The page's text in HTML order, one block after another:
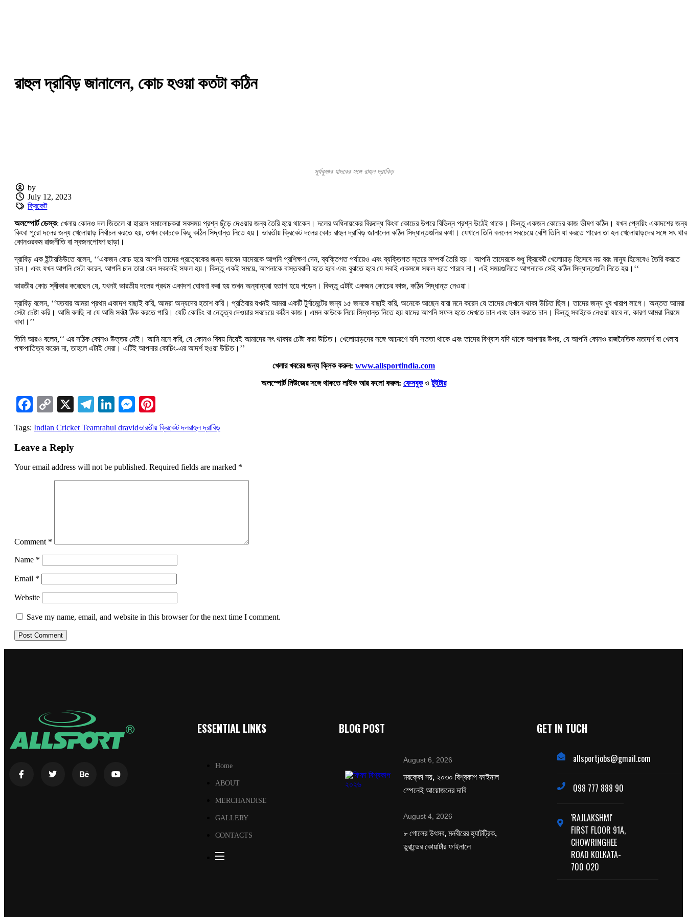
রাহুল দ্রাবিড় জানালেন, কোচ হওয়া কতটা কঠিন
সূর্যকুমার যাদবের সঙ্গে রাহুল দ্রাবিড়
by
July 12, 2023
ক্রিকেট
অলস্পোর্ট ডেস্ক: খেলায় কোনও দল জিতলে বা হারলে সমালোচকরা সবসময় প্রশ্ন ছুঁড়ে দেওয়ার জন্য তৈরি হয়ে থাকেন। দলের অধিনায়কের বিরুদ্ধে কিংবা কোচের উপরে বিভিন্ন প্রশ্ন উঠেই থাকে। কিন্তু একজন কোচের কাজ ভীষণ কঠিন। যখন প্লেয়িং একাদশের জন্য
কিংবা পুরো দলের জন্য খেলোয়াড় নির্বাচন করতে হয়, তখন কোচকে কিছু কঠিন সিদ্ধান্ত নিতে হয়। ভারতীয় ক্রিকেট দলের কোচ রাহুল দ্রাবিড় জানালেন কঠিন সিদ্ধান্তগুলির কথা। যেখানে তিনি বললেন সবচেয়ে বেশি তিনি যা করতে পারেন তা হল খেলোয়াড়দের সঙ্গে সৎ
কোনওরকম রাজনীতি বা স্বজনপোষণ ছাড়া।
দ্রাবিড় এক ইন্টারভিউতে বলে‌ন, ‘‘একজন কোচ হয়ে আপনি তাদের প্রত্যেকের জন্য ভাবেন যাদেরকে আপনি প্রশিক্ষণ দেন, ব্যক্তিগত পর্যায়েও এবং ব্যক্তিগত স্তরে সম্পর্ক তৈরি হয়। আপনি তাদেরকে শুধু ক্রিকেট খেলোয়াড় হিসেবে নয় বরং মানুষ হিসেবেও তৈরি করতে
চান। এবং যখন আপনি সেটা করেন, আপনি চান তারা যেন সকলেই সফল হয়। কিন্তু একই সময়ে, আপনাকে বাস্তববাদী হতে হবে এবং বুঝতে হবে যে সবাই একসঙ্গে সফল হতে পারবে না। এই সময়গুলিতে আপনাকে সেই কঠিন সিদ্ধান্তগুলি নিতে হয়।‘‘
ভারতীয় কোচ স্বীকার করেছেন যে, যখনই ভারতীয় দলের প্রথম একাদশ ঘোষণা করা হয় তখন অন্যান্যরা হতাশ হয়ে পড়েন। কিন্তু এটাই একজন কোচের কাজ, কঠিন সিদ্ধান্ত নেওয়া।
দ্রাবিড় বলেন, ‘‘যতবার আমরা প্রথম একাদশ বাছাই করি, আমরা অন্যদের হতাশ করি। প্রতিবার যখনই আমরা একটি টুর্নামেন্টের জন্য ১৫ জনকে বাছাই করি, অনেকে আছেন যারা মনে করেন যে তাদের সেখানে থাকা উচিত ছিল। তাদের জন্য খুব খারাপ লাগে। অন্তত আমরা
সেটা চেষ্টা করি। আমি বলছি না যে আমি সবটা ঠিক করতে পারি। যেটি কোচিং বা নেতৃত্ব দেওয়ার সবচেয়ে কঠিন কাজ। এমন কাউকে নিয়ে সিদ্ধান্ত নিতে হয় যাদের আপনি সফল হতে দেখতে চান এবং ভাল করতে চান। কিন্তু সবাইকে নেওয়া যাবে না, কারণ আমরা নিয়মে
বাধা।’’
তিনি আরও বলেন,‘‘ এর সঠিক কোনও উত্তর নেই। আমি মনে করি, যে কোনও বিষয় নিয়েই আমাদের সৎ থাকার চেষ্টা করা উচিত। খেলোয়াড়দের সঙ্গে আচরণে যদি সততা থাকে এবং তাদের বিশ্বাস যদি থাক‌ে আপনার উপর, যে আপনি কোনও রাজনৈতিক মতাদর্শ বা খেলায়
পক্ষপাতিত্ব করেন না, তাহলে এটাই সেরা। এটিই আপনার কোচিং-এর আদর্শ হওয়া উচিত।’’
খেলার খবরের জন্য ক্লিক করুন: www.allsportindia.com
অলস্পোর্ট নিউজের সঙ্গে থাকতে লাইক আর ফলো করুন: ফেসবুকওটুইটার
Facebook
Copy
Link
X Telegram
LinkedIn
Messenger
Tags: Indian Cricket Teamrahul dravidভারতীয় ক্রিকেট দলরাহুল দ্রাবিড়
Leave a Reply
Your email address will not be published. Required fields are marked *
Comment *
Name *
Email *
Website
Save my name, email, and website in this browser for the next time I comment.
ESSENTIAL LINKS
Home
ABOUT
MERCHANDISE
GALLERY
CONTACTS
BLOG POST
August 6, 2026
মরক্কো নয়, ২০৩০ বিশ্বকাপ ফাইনাল
স্পেনেই আয়োজনের দাবি
August 4, 2026
৮ গোলের উৎসব, মনবীরের হ্যাটট্রিক,
ডুরান্ডের কোয়ার্টার ফাইনালে
GET IN TUCH
allsportjobs@gmail.com
098 777 888 90
'RAJLAKSHMI'
FIRST FLOOR 91A,
CHOWRINGHEE
ROAD KOLKATA-
700 020